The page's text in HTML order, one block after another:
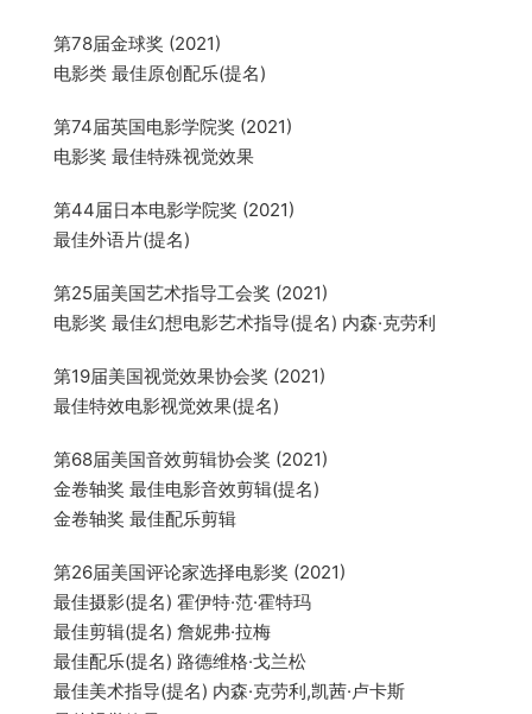
第78届金球奖 (2021)
电影类 最佳原创配乐(提名)
第74届英国电影学院奖 (2021)
电影奖 最佳特殊视觉效果
第44届日本电影学院奖 (2021)
最佳外语片(提名)
第25届美国艺术指导工会奖 (2021)
电影奖 最佳幻想电影艺术指导(提名) 内森·克劳利
第19届美国视觉效果协会奖 (2021)
最佳特效电影视觉效果(提名)
第68届美国音效剪辑协会奖 (2021)
金卷轴奖 最佳电影音效剪辑(提名)
金卷轴奖 最佳配乐剪辑
第26届美国评论家选择电影奖 (2021)
最佳摄影(提名) 霍伊特·范·霍特玛
最佳剪辑(提名) 詹妮弗·拉梅
最佳配乐(提名) 路德维格·戈兰松
最佳美术指导(提名) 内森·克劳利,凯茜·卢卡斯